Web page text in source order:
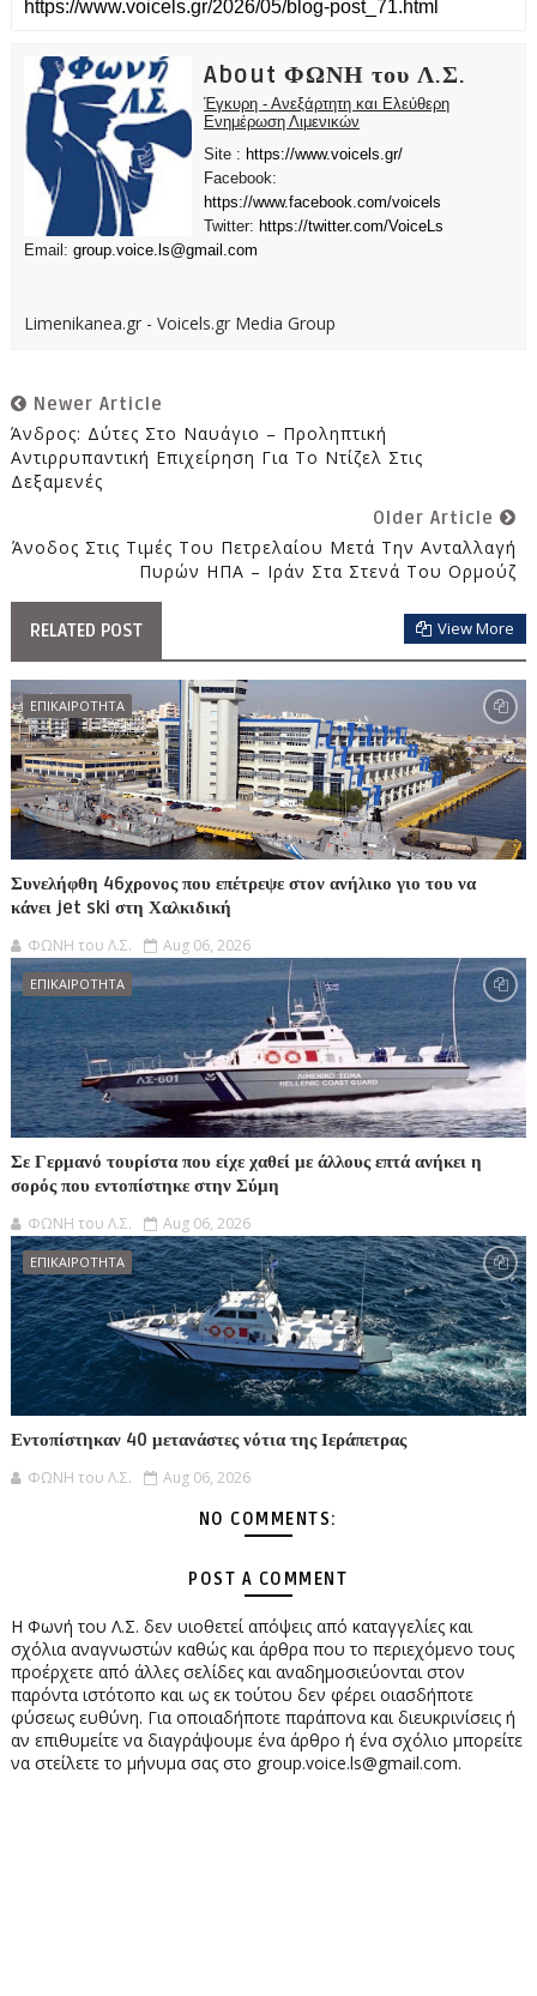
About ΦΩΝΗ του Λ.Σ.
Έγκυρη - Ανεξάρτητη και Ελεύθερη
Ενημέρωση Λιμενικών
Site : https://www.voicels.gr/
Facebook:
https://www.facebook.com/voicels
Twitter: https://twitter.com/VoiceLs
Email: group.voice.ls@gmail.com
Limenikanea.gr - Voicels.gr Media Group
Newer Article
Άνδρος: Δύτες Στο Ναυάγιο – Προληπτική
Αντιρρυπαντική Επιχείρηση Για Το Ντίζελ Στις
Δεξαμενές
Older Article
Άνοδος Στις Τιμές Του Πετρελαίου Μετά Την Ανταλλαγή
Πυρών ΗΠΑ – Ιράν Στα Στενά Του Ορμούζ
RELATED POST View More
ΕΠΙΚΑΙΡΟΤΗΤΑ
Συνελήφθη 46χρονος που επέτρεψε στον ανήλικο γιο του να
κάνει jet ski στη Χαλκιδική
ΦΩΝΗ του Λ.Σ. Aug 06, 2026
ΕΠΙΚΑΙΡΟΤΗΤΑ
Σε Γερμανό τουρίστα που είχε χαθεί με άλλους επτά ανήκει η
σορός που εντοπίστηκε στην Σύμη
ΦΩΝΗ του Λ.Σ. Aug 06, 2026
ΕΠΙΚΑΙΡΟΤΗΤΑ
Εντοπίστηκαν 40 μετανάστες νότια της Ιεράπετρας
ΦΩΝΗ του Λ.Σ. Aug 06, 2026
NO COMMENTS:
POST A COMMENT
Η Φωνή του Λ.Σ. δεν υιοθετεί απόψεις από καταγγελίες και
σχόλια αναγνωστών καθώς και άρθρα που το περιεχόμενο τους
προέρχετε από άλλες σελίδες και αναδημοσιεύονται στον
παρόντα ιστότοπο και ως εκ τούτου δεν φέρει οιασδήποτε
φύσεως ευθύνη. Για οποιαδήποτε παράπονα και διευκρινίσεις ή
αν επιθυμείτε να διαγράψουμε ένα άρθρο ή ένα σχόλιο μπορείτε
να στείλετε το μήνυμα σας στο group.voice.ls@gmail.com.